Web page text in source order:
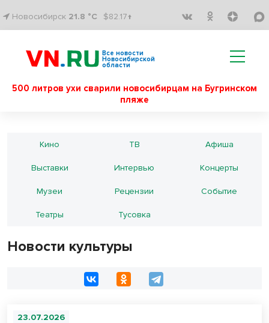
Новосибирск 21.8 °C $82.17↑
Все новости
Новосибирской
области
500 литров ухи сварили новосибирцам на Бугринском
пляже
Кино ТВ Афиша
Выставки Интервью Концерты
Музеи Рецензии Событие
Театры Тусовка
Новости культуры
23.07.2026